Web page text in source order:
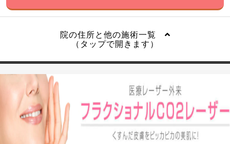
院の住所と他の施術一覧
（タップで開きます）